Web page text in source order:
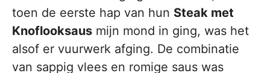
toen de eerste hap van hun Steak met
Knoflooksaus mijn mond in ging, was het
alsof er vuurwerk afging. De combinatie
van sappig vlees en romige saus was